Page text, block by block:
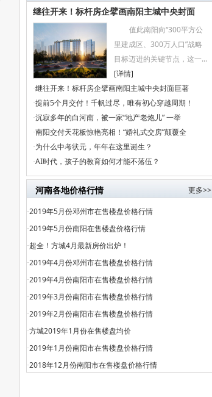
继往开来！标杆房企擘画南阳主城中央封面
值此南阳向“300平方公
里建成区、300万人口”战略
目标迈进的关键节点，这一...
[详情]
·继往开来！标杆房企擘画南阳主城中央封面巨著
·提前5个月交付！千帆过尽，唯有初心穿越周期！
·沉寂多年的白河南，被一家“地产老炮儿” 一举
·南阳交付天花板惊艳亮相！“婚礼式交房”颠覆全
·为什么中考状元，年年在这里诞生？
·AI时代，孩子的教育如何才能不落伍？
河南各地价格行情 更多>>
·2019年5月份邓州市在售楼盘价格行情
·2019年5月份南阳在售楼盘价格行情
·超全！方城4月最新房价出炉！
·2019年4月份邓州市在售楼盘价格行情
·2019年4月份南阳市在售楼盘价格行情
·2019年3月份南阳市在售楼盘价格行情
·2019年2月份南阳市在售楼盘价格行情
·方城2019年1月份在售楼盘均价
·2019年1月份南阳市在售楼盘价格行情
·2018年12月份南阳市在售楼盘价格行情